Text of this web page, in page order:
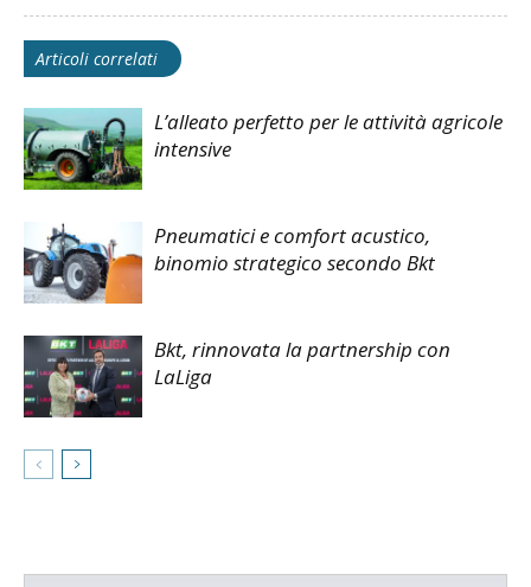
Articoli correlati
L’alleato perfetto per le attività agricole
intensive
Pneumatici e comfort acustico,
binomio strategico secondo Bkt
Bkt, rinnovata la partnership con
LaLiga